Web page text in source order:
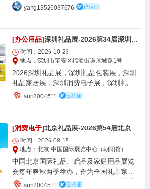
地点：上海新国际博览中心
yang13526037676
[办公用品]深圳礼品展-2026第34届深圳国际礼品及家居用品展览会
时间：2026-10-23
地点：深圳市宝安区福海街道展城路1号
2026深圳礼品展，深圳礼品包装展，深圳
礼品家居展，深圳消费电子展，深圳礼品
跨境电商展 中国（深圳）国际礼品及家庭
品展览会。展会每年吸引十余万专业买家
前来采购各种商务礼赠品及时尚消费品，
买家包括代理商、分销商、批发商、礼品
公司、百货商场、集团采购及终端用户。
sun2004511
[消费电子]北京礼品展-2026第54届北京国际礼品、赠品及家庭用品展览会
时间：2026-08-15
地点：北京·中国国际展览中心（朝阳馆）
中国北京国际礼品、赠品及家庭用品展览
会每年春秋两季举办，作为全国礼品家居
行业的旗舰展会吸引了全国乃至海外近千
sun2004511